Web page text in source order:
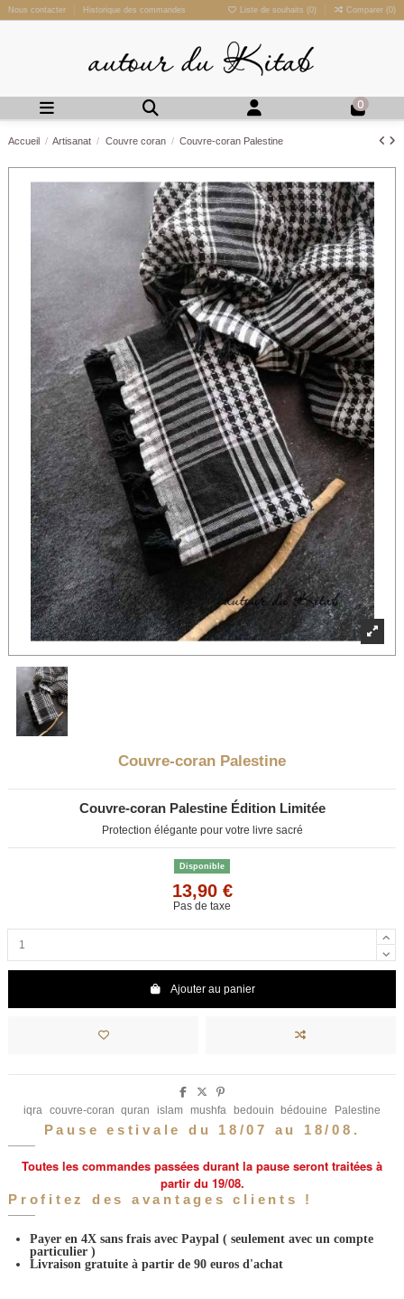
Nous contacter Historique des commandes Liste de souhaits (0) Comparer (0)
0
Accueil Artisanat Couvre coran Couvre-coran Palestine
Couvre-coran Palestine
Couvre-coran Palestine Édition Limitée
Protection élégante pour votre livre sacré
Disponible
13,90 €
Pas de taxe
Ajouter au panier
iqra couvre-coran quran islam mushfa bedouin bédouine Palestine
Pause estivale du 18/07 au 18/08.
Toutes les commandes passées durant la pause seront traitées à
partir du 19/08.
Profitez des avantages clients !
Payer en 4X sans frais avec Paypal ( seulement avec un compte
particulier )
Livraison gratuite à partir de 90 euros d'achat